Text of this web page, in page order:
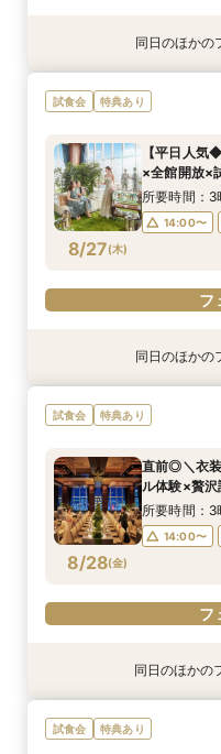
特典あり
8/26(水)
当日予約OK
*模擬挙式×
所要時間：
特典あり
8/26(水)
当日◎【2名
チャペル×相
14:00〜
特典あり
8/26(水)
【平日夜限
グ×クイック
17:30〜
同日のほかの
試食会 特典あり
8/27(木)
【平日人気
×全館開放×
所要時間：3
14:00〜
フ
特典あり
8/27(木)
当日予約OK
*模擬挙式×
所要時間：3
特典あり
8/27(木)
【平日夜限
グ×クイック
17:30〜
特典あり
8/27(木)
当日◎【2名
チャペル×相
14:00〜
同日のほかの
試食会 特典あり
8/28(金)
直前◎＼衣
ル体験×贅沢
所要時間：3
14:00〜
フ
特典あり
当日予約OK
*模擬挙式×
特典あり
当日◎【2名
チャペル×相
特典あり
【平日夜限
グ×クイック
特典あり
【平日人気
館開放×絶品
同日のほかの
試食会 特典あり